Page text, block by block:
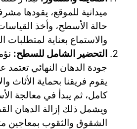
ميدانية للموقع، يقودها
حالة الأسطح، وأخذ
والاستماع بعناية لمتطلبات
التحضير الشامل للسطح:
جودة الدهان النهائي
يقوم فريقنا بحماية الأثاث
كامل، ثم يبدأ في معالجة
ويشمل ذلك إزالة الدهان
الشقوق والثقوب بمعاجين